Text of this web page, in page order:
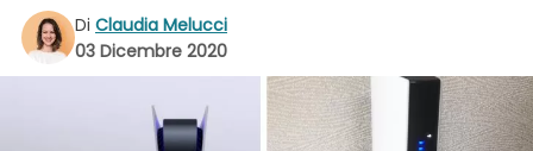
Di Claudia Melucci
03 Dicembre 2020